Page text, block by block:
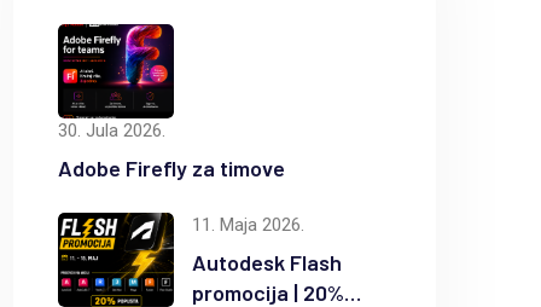
30. Jula 2026.
Adobe Firefly za timove
11. Maja 2026.
Autodesk Flash
promocija | 20%